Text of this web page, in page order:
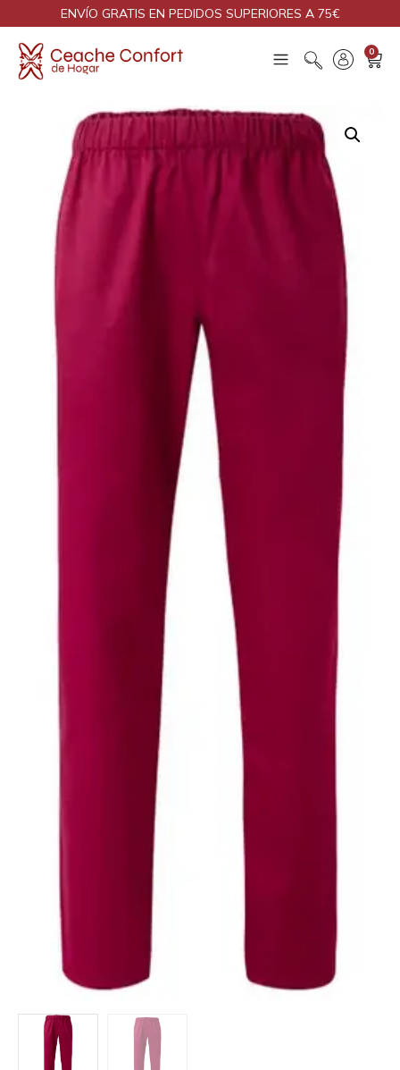
ENVÍO GRATIS EN PEDIDOS SUPERIORES A 75€
0